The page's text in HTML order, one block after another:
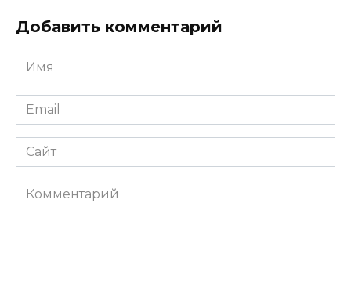
Добавить комментарий
Имя
*
Email
*
Сайт
Комментарий